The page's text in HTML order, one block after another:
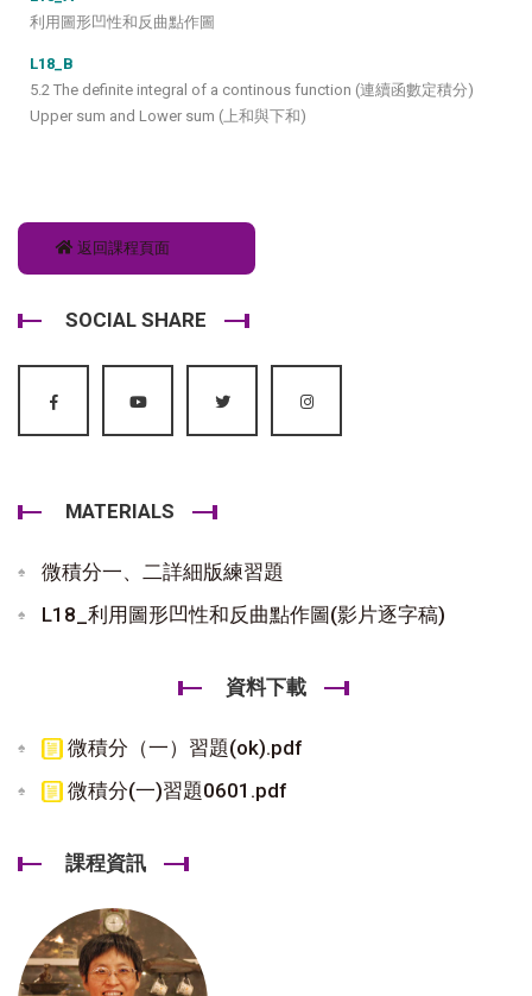
利用圖形凹性和反曲點作圖
L18_B
5.2 The definite integral of a continous function (連續函數定積分)
Upper sum and Lower sum (上和與下和)
返回課程頁面
SOCIAL SHARE
MATERIALS
微積分一、二詳細版練習題
L18_利用圖形凹性和反曲點作圖(影片逐字稿)
資料下載
微積分（一）習題(ok).pdf
微積分(一)習題0601.pdf
課程資訊